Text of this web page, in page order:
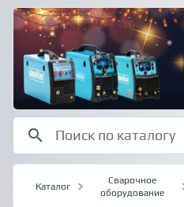
Каталог
Сварочное
оборудование